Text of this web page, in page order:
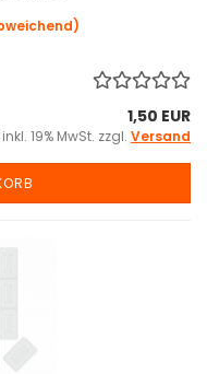
1,50 EUR
inkl. 19% MwSt. zzgl. Versand